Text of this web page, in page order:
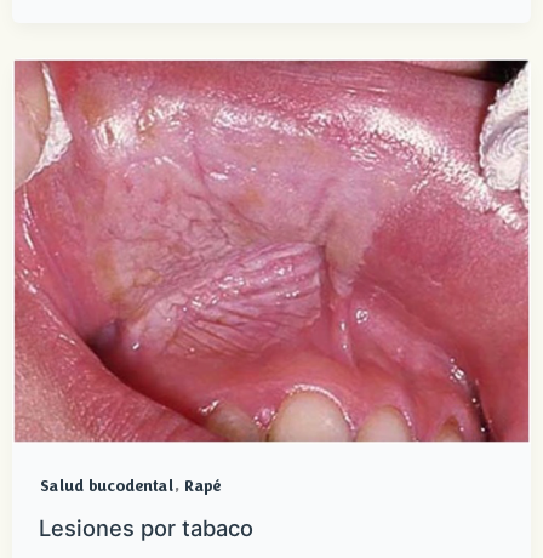
Salud bucodental, Rapé
Lesiones por tabaco